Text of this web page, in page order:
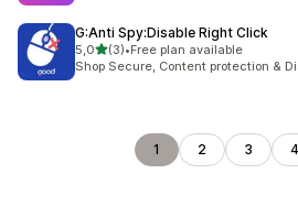
G:Anti Spy:Disable Right Click
5,0stelle su 5
(3)
3 recensioni totali
•Free plan available
Shop Secure, Content protection &
1 2 3 4